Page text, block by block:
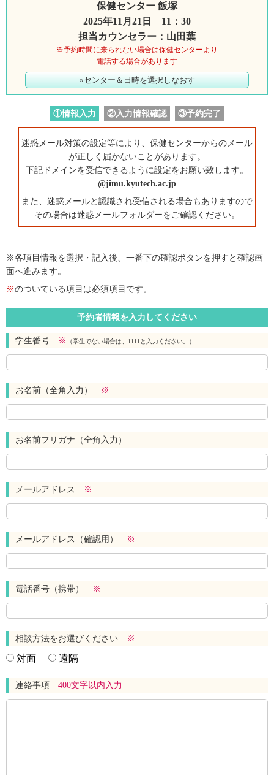
保健センター 飯塚
2025年11月21日 11：30
担当カウンセラー：山田葉
※予約時間に来られない場合は保健センターより
電話する場合があります
»センター＆日時を選択しなおす
①情報入力 ②入力情報確認 ③予約完了
迷惑メール対策の設定等により、保健センターからのメール
が正しく届かないことがあります。
下記ドメインを受信できるように設定をお願い致します。
@jimu.kyutech.ac.jp
また、迷惑メールと認識され受信される場合もありますので
その場合は迷惑メールフォルダーをご確認ください。
※各項目情報を選択・記入後、一番下の確認ボタンを押すと確認画
面へ進みます。
※のついている項目は必須項目です。
予約者情報を入力してください
学生番号 ※ （学生でない場合は、1111と入力ください。）
お名前（全角入力） ※
お名前フリガナ（全角入力）
メールアドレス ※
メールアドレス（確認用） ※
電話番号（携帯） ※
相談方法をお選びください ※
対面 遠隔
連絡事項 400文字以内入力